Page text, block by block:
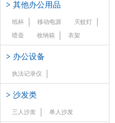
> 其他办公用品
纸杯 移动电源
灭蚊灯
喷壶
收纳箱 衣架
> 办公设备
执法记录仪
> 沙发类
三人沙发 单人沙发